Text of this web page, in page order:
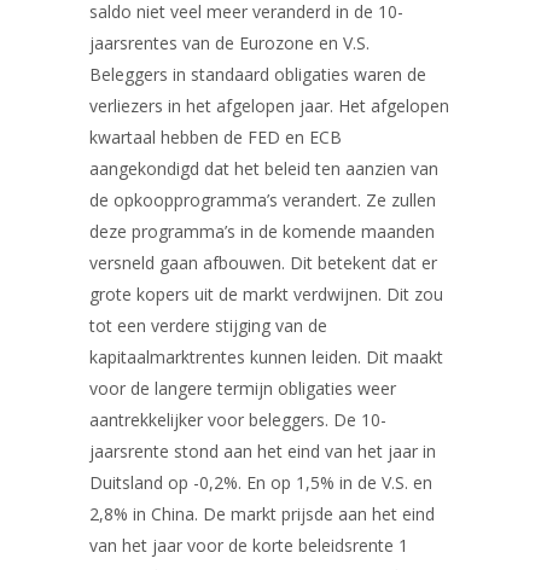
saldo niet veel meer veranderd in de 10-
jaarsrentes van de Eurozone en V.S.
Beleggers in standaard obligaties waren de
verliezers in het afgelopen jaar. Het afgelopen
kwartaal hebben de FED en ECB
aangekondigd dat het beleid ten aanzien van
de opkoopprogramma’s verandert. Ze zullen
deze programma’s in de komende maanden
versneld gaan afbouwen. Dit betekent dat er
grote kopers uit de markt verdwijnen. Dit zou
tot een verdere stijging van de
kapitaalmarktrentes kunnen leiden. Dit maakt
voor de langere termijn obligaties weer
aantrekkelijker voor beleggers. De 10-
jaarsrente stond aan het eind van het jaar in
Duitsland op -0,2%. En op 1,5% in de V.S. en
2,8% in China. De markt prijsde aan het eind
van het jaar voor de korte beleidsrente 1